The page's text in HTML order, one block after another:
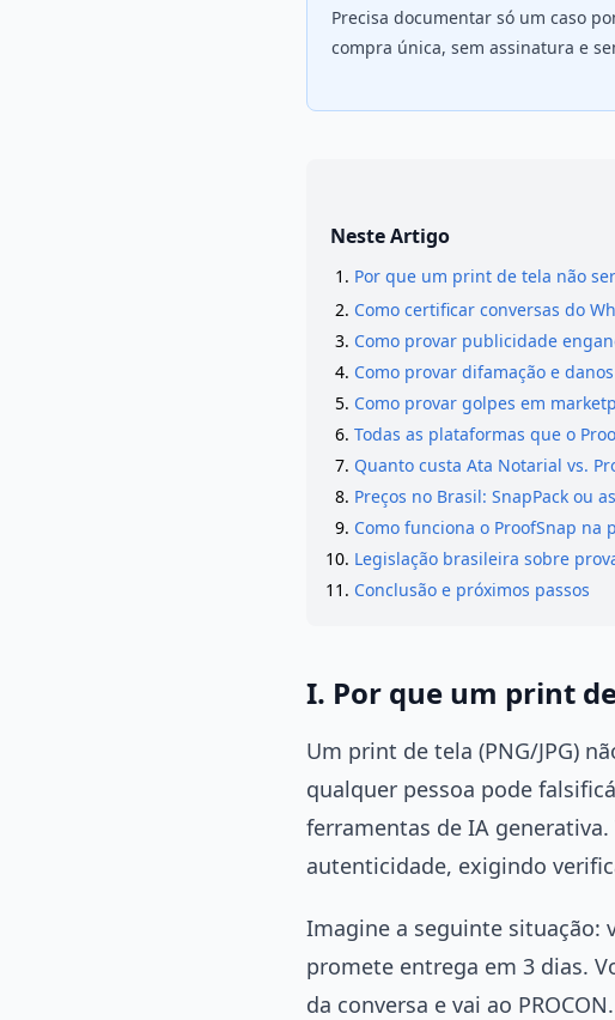
Precisa documentar só um caso
compra única, sem assinatura e
Neste Artigo
Por que um print de tela não
Como certificar conversas do
Como provar publicidade
Como provar difamação e
Como provar golpes em
Todas as plataformas que o
Quanto custa Ata Notarial vs.
Preços no Brasil: SnapPack ou
Como funciona o ProofSnap na
Legislação brasileira sobre
Conclusão e próximos passos
I. Por que um print
Um print de tela (PNG/JPG)
qualquer pessoa pode
ferramentas de IA
autenticidade, exigindo
Imagine a seguinte situação:
promete entrega em 3 dias.
da conversa e vai ao